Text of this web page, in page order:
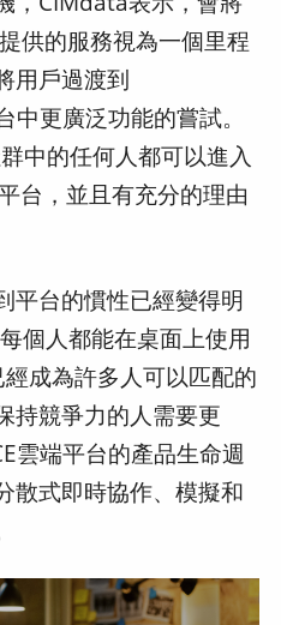
供的服務視為一個里程
用戶過渡到
中更廣泛功能的嘗試。
中的任何人都可以進入
台，並且有充分的理由
平台的慣性已經變得明
個人都能在桌面上使用
成為許多人可以匹配的
持競爭力的人需要更
雲端平台的產品生命週
散式即時協作、模擬和